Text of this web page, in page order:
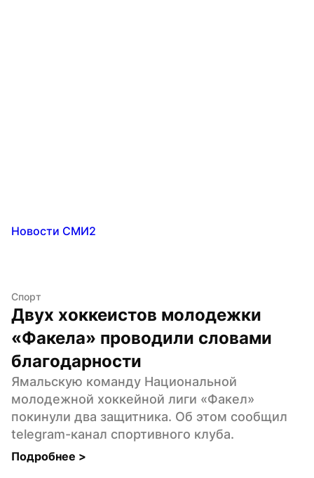
Новости СМИ2
Спорт
Двух хоккеистов молодежки
«Факела» проводили словами
благодарности
Ямальскую команду Национальной
молодежной хоккейной лиги «Факел»
покинули два защитника. Об этом сообщил
telegram-канал спортивного клуба.
Подробнее >